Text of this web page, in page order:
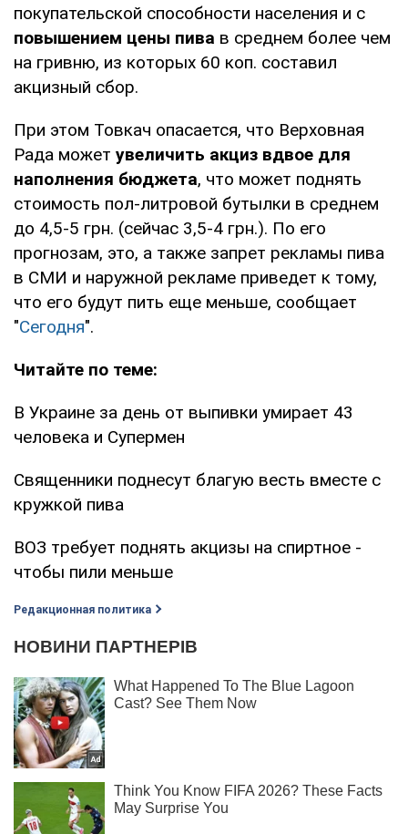
покупательской способности населения и с
повышением цены пива в среднем более чем
на гривню, из которых 60 коп. составил
акцизный сбор.
При этом Товкач опасается, что Верховная
Рада может увеличить акциз вдвое для
наполнения бюджета, что может поднять
стоимость пол-литровой бутылки в среднем
до 4,5-5 грн. (сейчас 3,5-4 грн.). По его
прогнозам, это, а также запрет рекламы пива
в СМИ и наружной рекламе приведет к тому,
что его будут пить еще меньше, сообщает
"Сегодня".
Читайте по теме:
В Украине за день от выпивки умирает 43
человека и Супермен
Священники поднесут благую весть вместе с
кружкой пива
ВОЗ требует поднять акцизы на спиртное -
чтобы пили меньше
Редакционная политика